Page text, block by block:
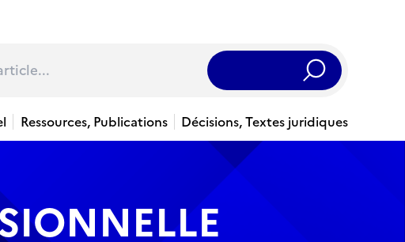
Rechercher
Ressources, Publications Décisions, Textes juridiques